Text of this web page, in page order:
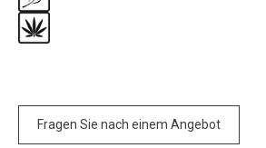
Fragen Sie nach einem Angebot